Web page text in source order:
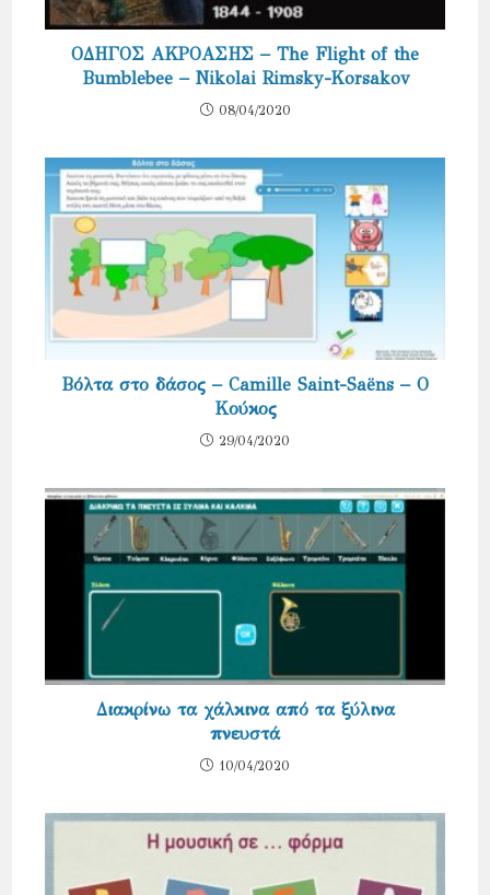
ΟΔΗΓΟΣ ΑΚΡΟΑΣΗΣ – The Flight of the
Bumblebee – Nikolai Rimsky-Korsakov
08/04/2020
Βόλτα στο δάσος – Camille Saint-Saëns – Ο
Κούκος
29/04/2020
Διακρίνω τα χάλκινα από τα ξύλινα
πνευστά
10/04/2020